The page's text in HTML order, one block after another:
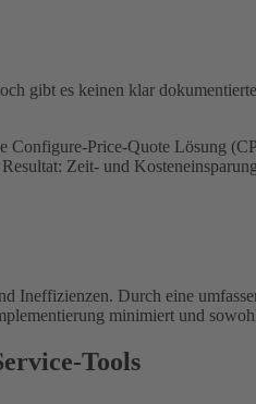
gibt es keinen klar
Price-Quote Lösung
Zeit- und
Ineffizienzen. Durch eine
minimiert und
Tools